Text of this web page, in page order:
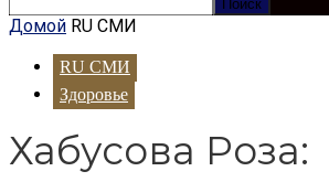
Домой RU СМИ
RU СМИ
Здоровье
Хабусова Роза: